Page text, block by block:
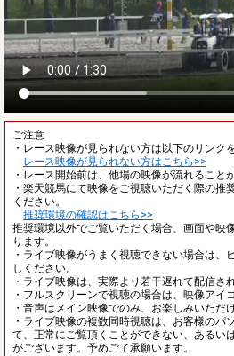
ご注意
・レース映像が見られない方は以下のリンク
レース映像が見られない方はこちら>>
・レース開始前は、他場の映像が流れること
・楽天競馬にて映像をご視聴いただく際の推
ください。
推奨環境の確認はこちら>>
推奨環境以外でご覧いただく場合、画面や映
ります。
・ライブ映像がうまく視聴できない場合は、
しください。
・ライブ映像は、実際より若干遅れて配信さ
・フルスクリーンで視聴の場合は、映像アイ
・音声はメイン映像でのみ、お楽しみいただ
・ライブ映像の複数同時視聴は、お客様のパ
て、正常にご覧頂くことができない、あるい
がございます。予めご了承願います。